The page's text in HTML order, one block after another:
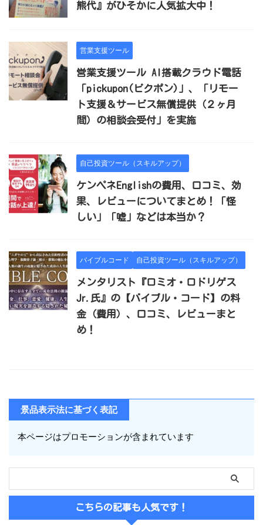
熊代』がひそかに人気拡大中！
営業支援ツール
営業支援ツール AI搭載クラウド電話
「pickupon(ピクポン)」、「リモー
ト支援＆サービス無償提供（２ヶ月
間）の相談会受付」を実施
自己投資ツール（スキルアップ）
ケンペネEnglishの費用、口コミ、効
果、レビューについてまとめ！「怪
しい」「嘘」などは本当か？
バイブルコード 自己投資ツール（スキルアップ）
メンタリスト『ロミオ・ロドリゲス
Jr.氏』の【バイブル・コード】の料
金（費用）、口コミ、レビューまと
め！
景品表示法に基づく表記
本ページはプロモーションが含まれています
こちらの記事も人気です！